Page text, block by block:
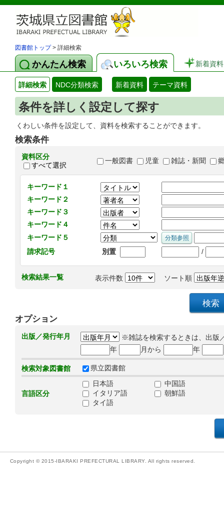
図書館トップ> 詳細検索
かんたん検索 いろいろ検索 新着資料
詳細検索 NDC分類検索 新着資料 テーマ資料
条件を詳しく設定して探す
くわしい条件を設定して、資料を検索することができます。
検索条件
資料区分
すべて選択
一般図書 児童 雑誌・新聞
キーワード１
キーワード２
キーワード３
キーワード４
キーワード５
請求記号
別置 /
検索結果一覧 表示件数 ソート順
オプション
出版／発行年月
※雑誌を検索するときは、出版
年
月から 年
検索対象図書館 県立図書館
言語区分
日本語
中国語
イタリア語
朝鮮語
タイ語
Copyright © 2015-IBARAKI PREFECTURAL LIBRARY. All rights reserved.